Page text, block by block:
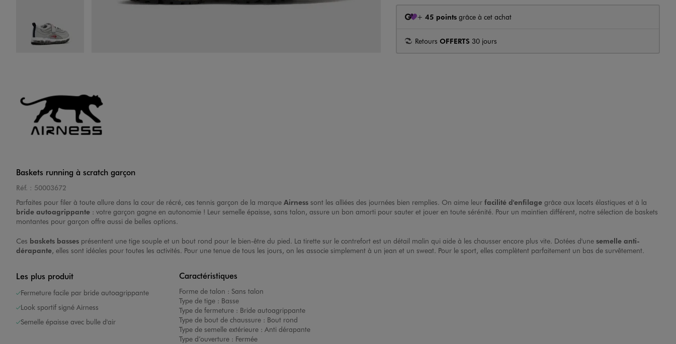
Image 6 sur 6
+ 45 pointsgrâce à cet achat
Retours OFFERTS 30 jours
Baskets running à scratch garçon
Réf. : 50003672
Parfaites pour filer à toute allure dans la cour de récré, ces tennis garçon de la marque Airness sont les alliées des journées bien remplies. On aime leur facilité d'enfilage grâce aux lacets élastiques et à la
bride autoagrippante : votre garçon gagne en autonomie ! Leur semelle épaisse, sans talon, assure un bon amorti pour sauter et jouer en toute sérénité. Pour un maintien différent, notre sélection de baskets
montantes pour garçon offre aussi de belles options.
Ces baskets basses présentent une tige souple et un bout rond pour le bien-être du pied. La tirette sur le contrefort est un détail malin qui aide à les chausser encore plus vite. Dotées d'une semelle anti-
dérapante, elles sont idéales pour toutes les activités. Pour une tenue de tous les jours, on les associe simplement à un jean et un sweat. Pour le sport, elles complètent parfaitement un bas de survêtement.
Les plus produit
Fermeture facile par bride autoagrippante
Look sportif signé Airness
Semelle épaisse avec bulle d'air
Caractéristiques
Forme de talon : Sans talon
Type de tige : Basse
Type de fermeture : Bride autoagrippante
Type de bout de chaussure : Bout rond
Type de semelle extérieure : Anti dérapante
Type d’ouverture : Fermée